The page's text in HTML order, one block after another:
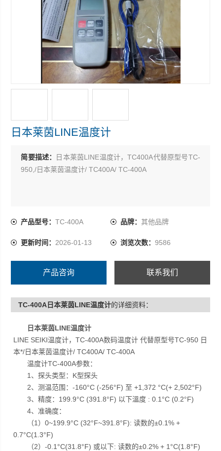
日本莱茵LINE温度计
简要描述：
日本莱茵LINE温度计，TC400A代替原型号TC-
950,/日本莱茵温度计/ TC400A/ TC-400A
产品型号：TC-400A 品牌： 其他品牌
更新时间： 2026-01-13 浏览次数： 9586
产品咨询 联系我们
TC-400A日本莱茵LINE温度计的详细资料：
日本莱茵LINE温度计
LINE SEIKI温度计，TC-400A数码温度计 代替原型号TC-950 日
本*/日本莱茵温度计/ TC400A/ TC-400A
温度计TC-400A参数：
1、探头类型：K型探头
2、测温范围：-160°C (-256°F) 至 +1,372 °C(+ 2,502°F)
3、精度：199.9°C (391.8°F) 以下溫度 : 0.1°C (0.2°F)
4、准确度：
（1）0~199.9°C (32°F~391.8°F): 读数的±0.1% +
0.7°C(1.3°F)
（2）-0.1°C(31.8°F) 或以下: 读数的±0.2% + 1°C(1.8°F)